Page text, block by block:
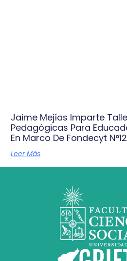
Jaime Mejías Imparte
Pedagógicas Para
En Marco De Fondecyt
Leer Más